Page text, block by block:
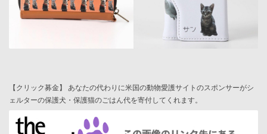
【クリック募金】 あなたの代わりに米国の動物愛護サイトのスポンサーがシ
ェルターの保護犬・保護猫のごはん代を寄付してくれます。